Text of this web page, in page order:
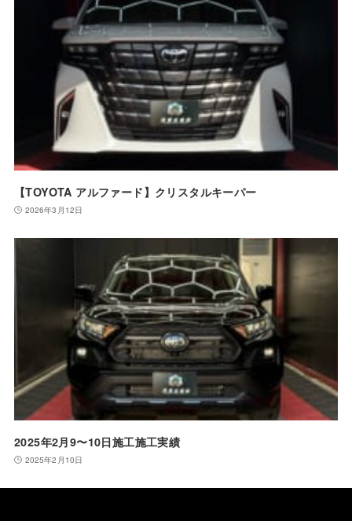
【TOYOTA アルファード】クリスタルキーパー
2026年3月12日
2025年2月9〜10日施工施工実績
2025年2月10日